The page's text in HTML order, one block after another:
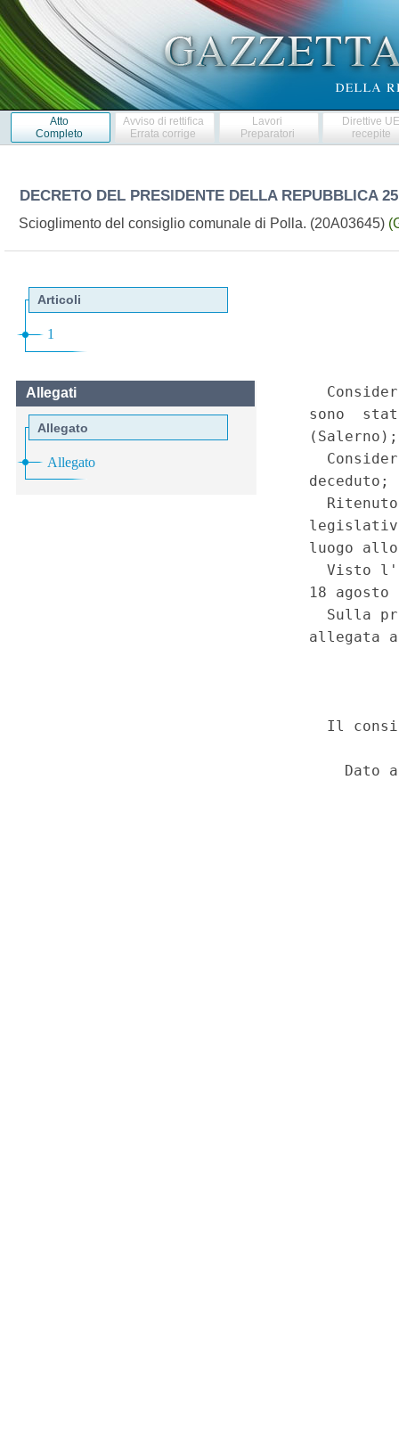
Atto
Completo
Avviso di rettifica
Errata corrige
Lavori
Preparatori
Direttive
recepite
DECRETO DEL PRESIDENTE DELLA REPUBBLICA
Scioglimento del consiglio comunale di Polla. (20A03645)